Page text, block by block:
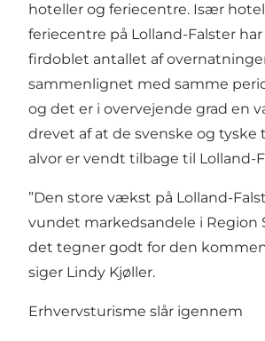
hoteller og feriecentre. Især
feriecentre på Lolland-Falster
firdoblet antallet af
sammenlignet med samme
og det er i overvejende grad en
drevet af at de svenske og tyske
alvor er vendt tilbage til Lolland-
”Den store vækst på Lolland-
vundet markedsandele i Region
det tegner godt for den
siger Lindy Kjøller.
Erhvervsturisme slår igennem